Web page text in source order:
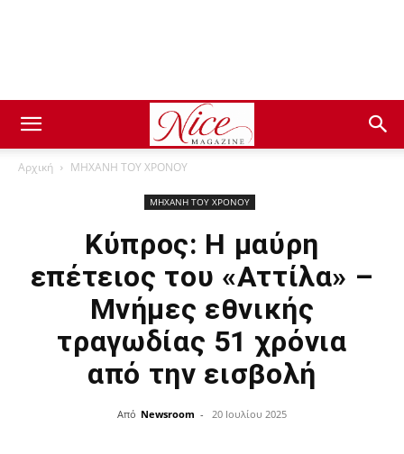
Αρχική ΜΗΧΑΝΗ ΤΟΥ ΧΡΟΝΟΥ
ΜΗΧΑΝΗ ΤΟΥ ΧΡΟΝΟΥ
Κύπρος: Η μαύρη
επέτειος του «Αττίλα» –
Μνήμες εθνικής
τραγωδίας 51 χρόνια
από την εισβολή
Από Newsroom - 20 Ιουλίου 2025